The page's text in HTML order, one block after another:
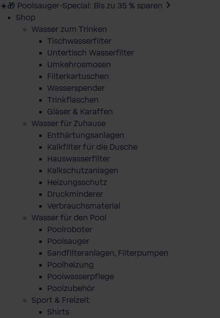
☀️🎁 Poolsauger-Special: Bis zu 35 % sparen
Shop
Wasser zum Trinken
Tischwasserfilter
Untertisch Wasserfilter
Umkehrosmosen
Filterkartuschen
Wasserspender
Trinkflaschen
Gläser & Karaffen
Wasser für Zuhause
Enthärtungsanlagen
Kalkfilter für die Dusche
Hauswasserfilter
Kalkschutzanlagen
Heizungsschutz
Druckminderer
Verbrauchsmaterial
Wasser für den Pool
Poolroboter
Poolsauger
Sandfilteranlagen, Filterpumpen
Poolheizung
Poolwasserpflege
Poolzubehör
Sport & Freizeit
Shirts